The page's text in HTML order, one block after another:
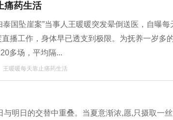
痛药生活
泰国坠崖案”当事人王暖暖突发晕倒送医，自曝
播工作，身体早已透支到极限。为抚养一岁多
多场，平均隔...
王暖暖每天靠止痛药生活
日的交替中重叠。当夏意渐浓,愿,只摄取一丝